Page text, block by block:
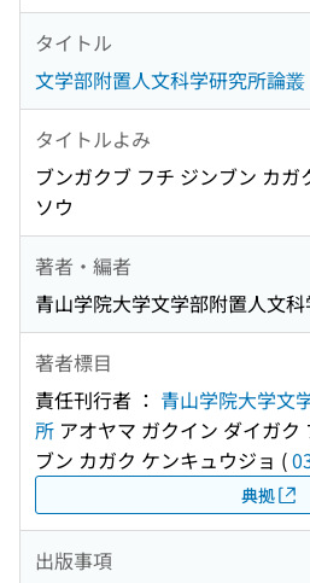
タイトル
文学部附置人文科学研究所論叢
タイトルよみ
ブンガクブ フチ ジンブン カ
ソウ
著者・編者
青山学院大学文学部附置人文
著者標目
責任刊行者 ： 青山学院大学文
所 アオヤマ ガクイン ダイガク
ブン カガク ケンキュウジョ (
典拠
出版事項